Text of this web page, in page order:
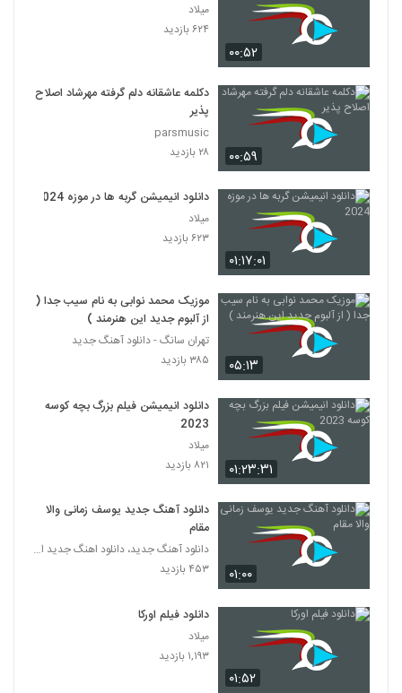
۰۰:۵۲
میلاد
۶۲۴ بازدید
۰۰:۵۹
دکلمه عاشقانه دلم گرفته مهرشاد اصلاح
پذیر
parsmusic
۲۸ بازدید
۰۱:۱۷:۰۱
دانلود انیمیشن گربه ها در موزه 2024
میلاد
۶۲۳ بازدید
۰۵:۱۳
موزیک محمد نوابی به نام سیب جدا (
از آلبوم جدید این هنرمند )
تهران سانگ - دانلود آهنگ جدید
۳۸۵ بازدید
۰۱:۲۳:۳۱
دانلود انیمیشن فیلم بزرگ بچه‌ کوسه
2023
میلاد
۸۲۱ بازدید
۰۱:۰۰
دانلود آهنگ جدید یوسف زمانی والا
مقام
دانلود آهنگ جدید، دانلود اهنگ جدید ایرانی
۴۵۳ بازدید
۰۱:۵۲
دانلود فیلم اورکا
میلاد
۱,۱۹۳ بازدید